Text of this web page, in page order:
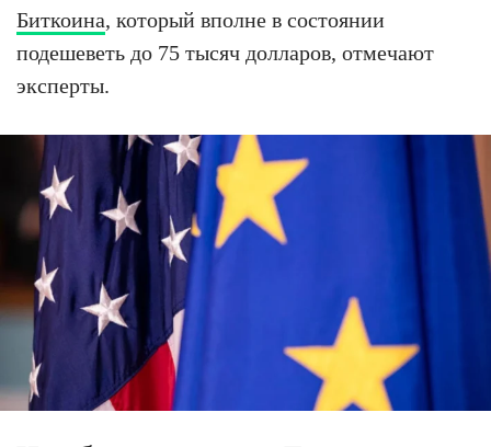
Биткоина, который вполне в состоянии
подешеветь до 75 тысяч долларов, отмечают
эксперты.